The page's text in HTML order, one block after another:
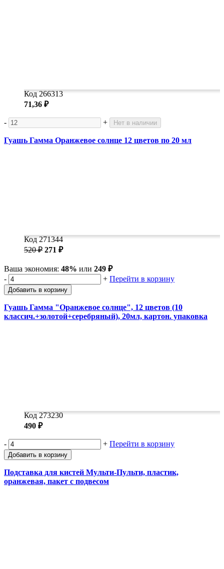
Код 266313
71,36 ₽
- + Нет в наличии
Гуашь Гамма Оранжевое солнце 12 цветов по 20 мл
Код 271344
520 ₽ 271 ₽
Ваша экономия: 48% или 249 ₽
-
+ Перейти в корзину
Добавить в корзину
Гуашь Гамма "Оранжевое солнце", 12 цветов (10
классич.+золотой+серебряный), 20мл, картон. упаковка
Код 273230
490 ₽
- + Перейти в корзину
Добавить в корзину
Подставка для кистей Мульти-Пульти, пластик,
оранжевая, пакет с подвесом